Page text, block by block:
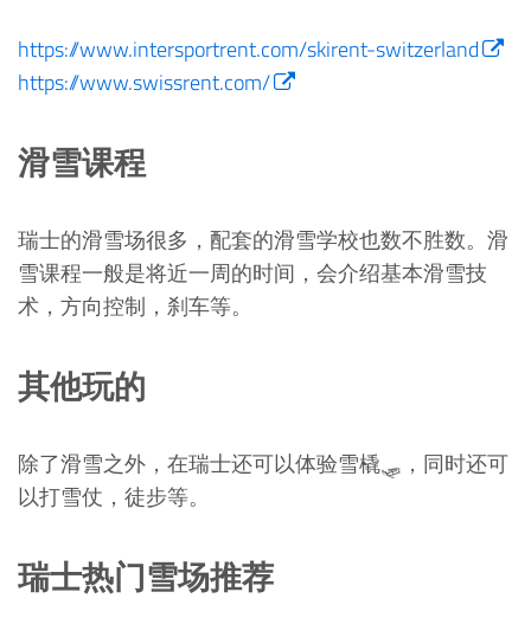
https://www.intersportrent.com/skirent-switzerland
https://www.swissrent.com/
滑雪课程
瑞士的滑雪场很多，配套的滑雪学校也数不胜数。滑
雪课程一般是将近一周的时间，会介绍基本滑雪技
术，方向控制，刹车等。
其他玩的
除了滑雪之外，在瑞士还可以体验雪橇🛷，同时还可
以打雪仗，徒步等。
瑞士热门雪场推荐